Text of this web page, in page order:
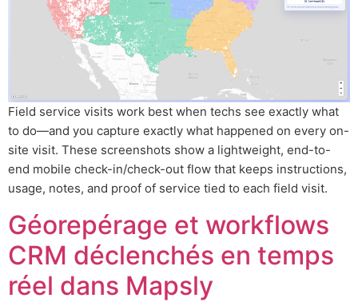
Field service visits work best when techs see exactly what
to do—and you capture exactly what happened on every on-
site visit. These screenshots show a lightweight, end-to-
end mobile check-in/check-out flow that keeps instructions,
usage, notes, and proof of service tied to each field visit.
Géorepérage et workflows
CRM déclenchés en temps
réel dans Mapsly